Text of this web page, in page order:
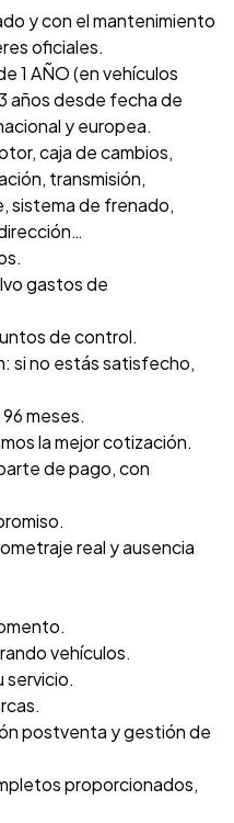
y con el mantenimiento
oficiales.
1 AÑO (en vehículos
años desde fecha de
y europea.
caja de cambios,
transmisión,
sistema de frenado,
gastos de
de control.
si no estás satisfecho,
meses.
la mejor cotización.
de pago, con
real y ausencia
vehículos.
servicio.
postventa y gestión de
proporcionados,